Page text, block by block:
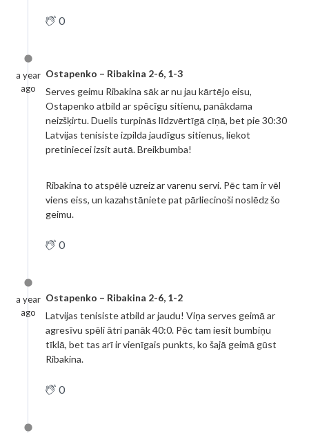
0
a year
ago
Ostapenko – Ribakina 2-6, 1-3
Serves geimu Ribakina sāk ar nu jau kārtējo eisu,
Ostapenko atbild ar spēcīgu sitienu, panākdama
neizšķirtu. Duelis turpinās līdzvērtīgā cīņā, bet pie 30:30
Latvijas tenisiste izpilda jaudīgus sitienus, liekot
pretiniecei izsit autā. Breikbumba!
Ribakina to atspēlē uzreiz ar varenu servi. Pēc tam ir vēl
viens eiss, un kazahstāniete pat pārliecinoši noslēdz šo
geimu.
0
a year
ago
Ostapenko – Ribakina 2-6, 1-2
Latvijas tenisiste atbild ar jaudu! Viņa serves geimā ar
agresīvu spēli ātri panāk 40:0. Pēc tam iesit bumbiņu
tīklā, bet tas arī ir vienīgais punkts, ko šajā geimā gūst
Ribakina.
0